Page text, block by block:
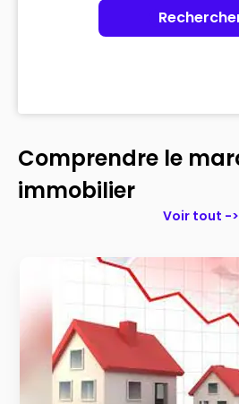
Comprendre le
immobilier
Voir tout ->